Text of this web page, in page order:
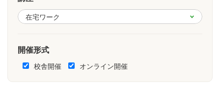
開催形式
校舎開催 オンライン開催